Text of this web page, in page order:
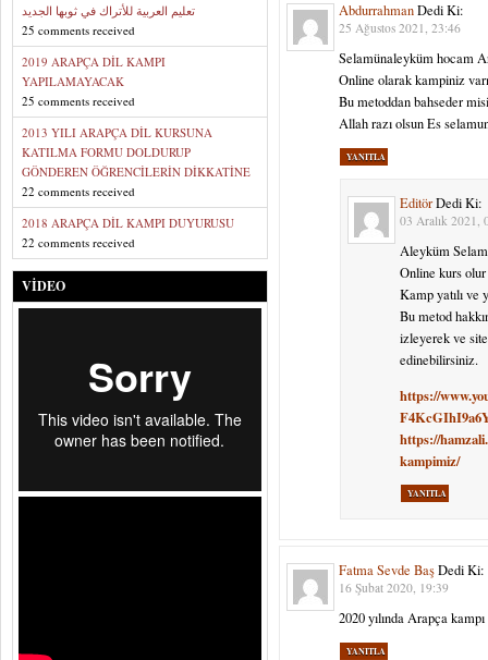
تعليم العربية للأتراك في ثوبها الجديد
25 comments received
2019 ARAPÇA DİL KAMPI
YAPILAMAYACAK
25 comments received
2013 YILI ARAPÇA DİL KURSUNA
KATILMA FORMU DOLDURUP
GÖNDEREN ÖĞRENCİLERİN DİKKATİNE
22 comments received
2018 ARAPÇA DİL KAMPI DUYURUSU
22 comments received
VIDEO
Abdurrahman Dedi Ki:
25 Ağustos 2021, 23:46
Selamünaleyküm hocam
Online olarak kampiniz
Bu metoddan bahseder
Allah razı olsun Es
YANITLA
Editör Dedi Ki:
03 Aralık 2021,
Aleyküm
Online kurs
Kamp yatılı ve
Bu metod
izleyerek ve
edinebilirsiniz.
https://
https://
kampimiz/
YANITLA
Fatma Sevde Baş Dedi Ki:
16 Şubat 2020, 19:39
2020 yılında Arapça
YANITLA